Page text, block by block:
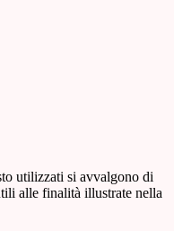
utilizzati si avvalgono di
alle finalità illustrate nella